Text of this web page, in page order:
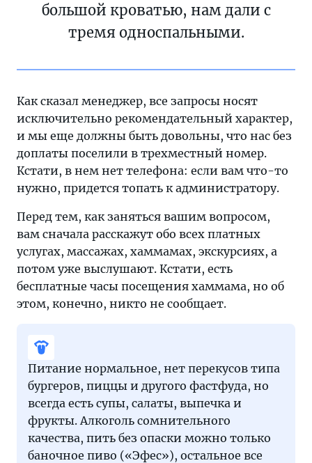
большой кроватью, нам дали с
тремя односпальными.
Как сказал менеджер, все запросы носят
исключительно рекомендательный характер,
и мы еще должны быть довольны, что нас без
доплаты поселили в трехместный номер.
Кстати, в нем нет телефона: если вам что-то
нужно, придется топать к администратору.
Перед тем, как заняться вашим вопросом,
вам сначала расскажут обо всех платных
услугах, массажах, хаммамах, экскурсиях, а
потом уже выслушают. Кстати, есть
бесплатные часы посещения хаммама, но об
этом, конечно, никто не сообщает.
Питание нормальное, нет перекусов типа
бургеров, пиццы и другого фастфуда, но
всегда есть супы, салаты, выпечка и
фрукты. Алкоголь сомнительного
качества, пить без опаски можно только
баночное пиво («Эфес»), остальное все